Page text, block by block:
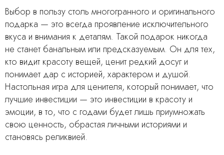
Выбор в пользу столь многогранного и оригинального
подарка — это всегда проявление исключительного
вкуса и внимания к деталям. Такой подарок никогда
не станет банальным или предсказуемым. Он для тех,
кто видит красоту вещей, ценит редкий досуг и
понимает дар с историей, характером и душой.
Настольная игра для ценителя, который понимает, что
лучшие инвестиции — это инвестиции в красоту и
эмоции, в то, что с годами будет лишь приумножать
свою ценность, обрастая личными историями и
становясь реликвией.